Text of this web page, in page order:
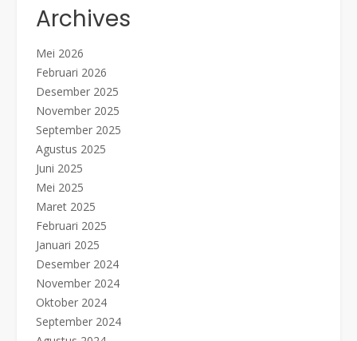
Archives
Mei 2026
Februari 2026
Desember 2025
November 2025
September 2025
Agustus 2025
Juni 2025
Mei 2025
Maret 2025
Februari 2025
Januari 2025
Desember 2024
November 2024
Oktober 2024
September 2024